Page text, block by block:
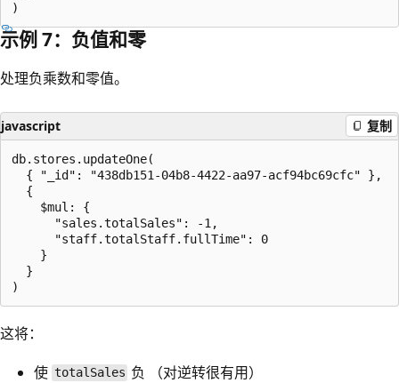
示例 7：负值和零
处理负乘数和零值。
javascript 复制
db.stores.updateOne(
  { "_id": "438db151-04b8-4422-aa97-acf94bc69cfc" },
  {
    $mul: {
      "sales.totalSales": -1,
      "staff.totalStaff.fullTime": 0
    }
  }
这将：
使 totalSales 负 （对逆转很有用）